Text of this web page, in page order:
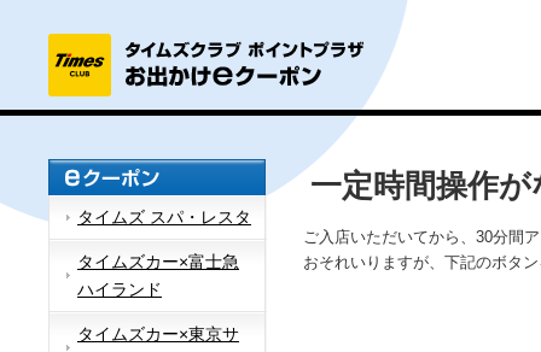
タイムズ スパ・レスタ
タイムズカー×富士急
ハイランド
タイムズカー×東京サ
一定時間操作
ご入店いただいてから、30分間
おそれいりますが、下記のボタ